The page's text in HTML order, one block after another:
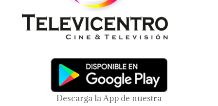
Descarga la App de nuestra